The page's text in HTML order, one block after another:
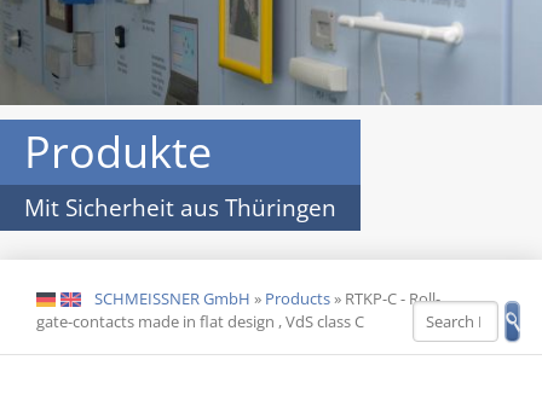
Produkte
Mit Sicherheit aus Thüringen
DE EN SCHMEISSNER GmbH » Products» RTKP-C - Roll-
gate-contacts made in flat design , VdS class C